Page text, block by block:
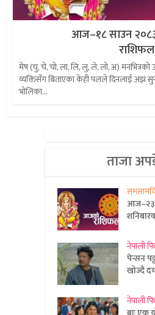
आज–१८ साउन
राशिफल
मेष (चु, चे, चो, ला, लि, लु, ले, लो, अ) मनभित्रको
व्यक्तिसँग बिताएका केही पलले दिनलाई अझ
भोलिका...
ताजा
आज–२३
नेपाली
पेन्सन
खोज्दै
नेपाली